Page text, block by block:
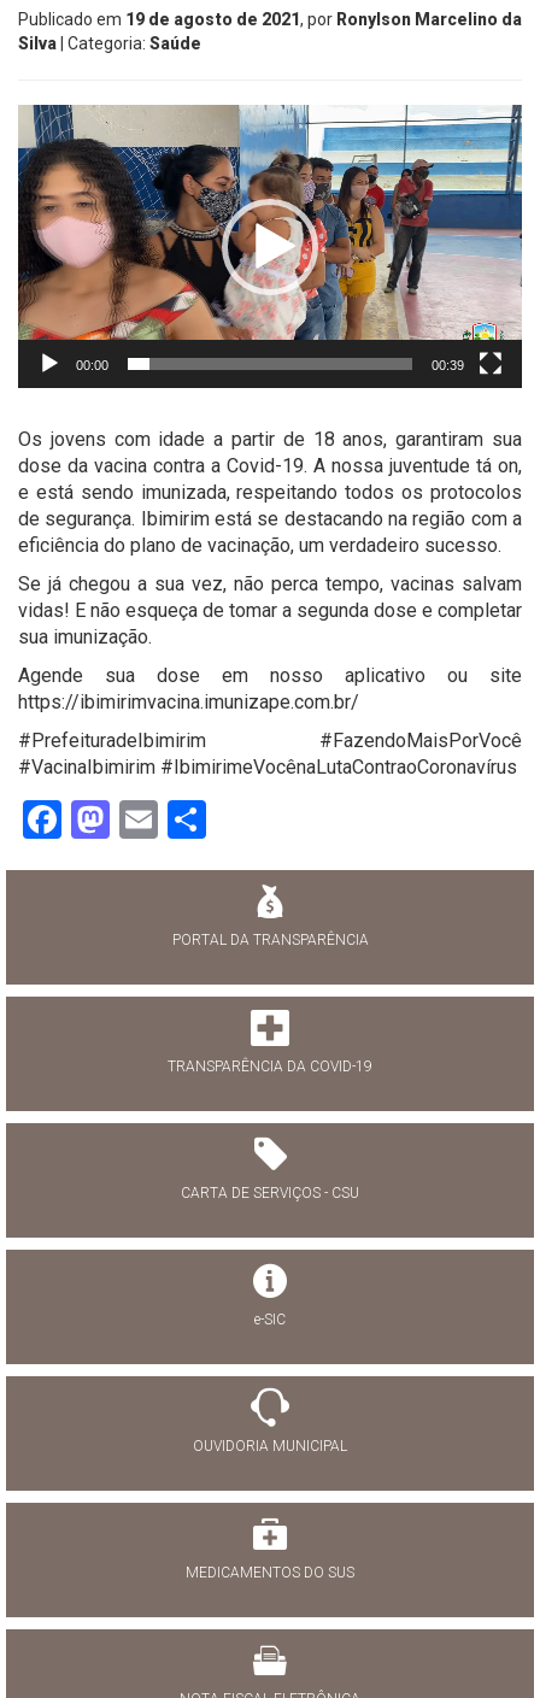
Publicado em 19 de agosto de 2021, por Ronylson Marcelino da
Silva | Categoria: Saúde
Tocador
de
vídeo
00:00 00:39
Os jovens com idade a partir de 18 anos, garantiram sua
dose da vacina contra a Covid-19. A nossa juventude tá on,
e está sendo imunizada, respeitando todos os protocolos
de segurança. Ibimirim está se destacando na região com a
eficiência do plano de vacinação, um verdadeiro sucesso.
Se já chegou a sua vez, não perca tempo, vacinas salvam
vidas! E não esqueça de tomar a segunda dose e completar
sua imunização.
Agende sua dose em nosso aplicativo ou site
https://ibimirimvacina.imunizape.com.br/
#PrefeituradeIbimirim #FazendoMaisPorVocê
#VacinaIbimirim #IbimirimeVocênaLutaContraoCoronavírus
Facebook
Mastodon
Email
PORTAL DA TRANSPARÊNCIA
TRANSPARÊNCIA DA COVID-19
CARTA DE SERVIÇOS - CSU
e-SIC
OUVIDORIA MUNICIPAL
MEDICAMENTOS DO SUS